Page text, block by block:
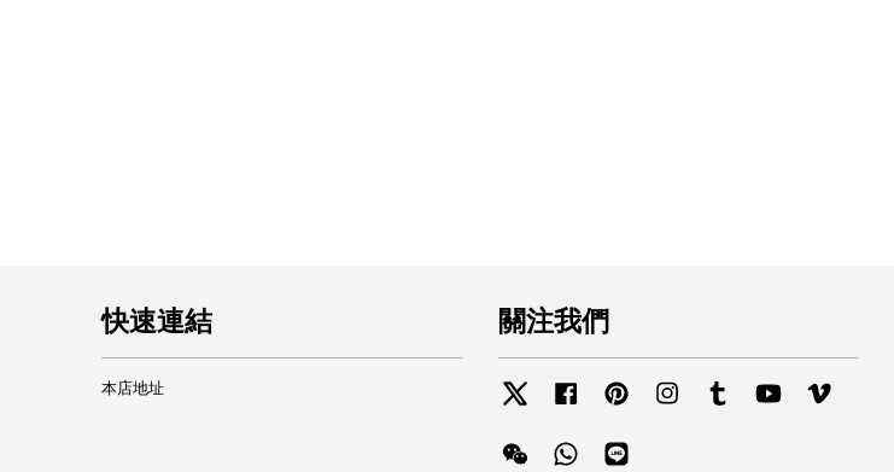
快速連結
本店地址
關注我們
Twitter Facebook Pinterest InstagramTumblr YouTube
Wechat Whatsapp